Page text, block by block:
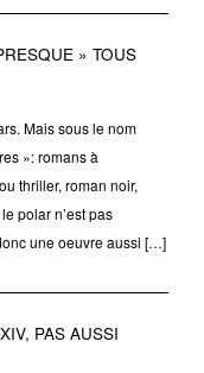
» TOUS
Mais sous le nom
»: romans à
thriller, roman noir,
polar n’est pas
une oeuvre aussi […]
PAS AUSSI